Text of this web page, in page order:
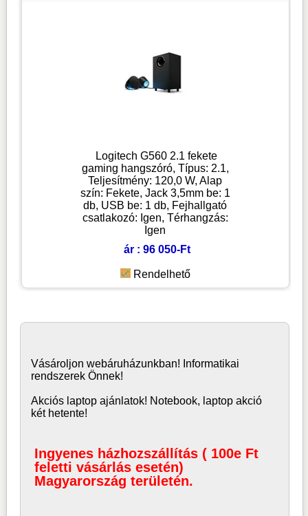
Logitech G560 2.1 fekete
gaming hangszóró, Típus: 2.1,
Teljesítmény: 120,0 W, Alap
szín: Fekete, Jack 3,5mm be: 1
db, USB be: 1 db, Fejhallgató
csatlakozó: Igen, Térhangzás:
Igen
ár : 96 050-Ft
Rendelhető
Vásároljonwebáruházunkban! Informatikai
rendszerek Önnek!
Akciós laptop ajánlatok! Notebook, laptop akció
két hetente!
Ingyenes házhozszállítás ( 100e Ft
feletti vásárlás esetén)
Magyarország területén.